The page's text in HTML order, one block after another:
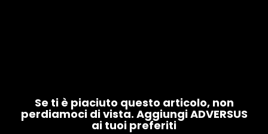
Se ti è piaciuto questo articolo, non
perdiamoci di vista. Aggiungi ADVERSUS
ai tuoi preferiti